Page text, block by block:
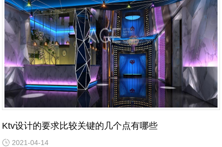
Ktv设计的要求比较关键的几个点有哪些
2021-04-14